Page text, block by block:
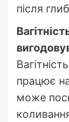
після
працює
може